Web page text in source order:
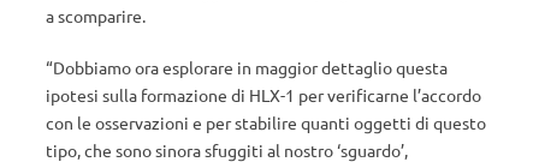
a scomparire.
“Dobbiamo ora esplorare in maggior dettaglio questa
ipotesi sulla formazione di HLX-1 per verificarne l’accordo
con le osservazioni e per stabilire quanti oggetti di questo
tipo, che sono sinora sfuggiti al nostro ‘sguardo’,